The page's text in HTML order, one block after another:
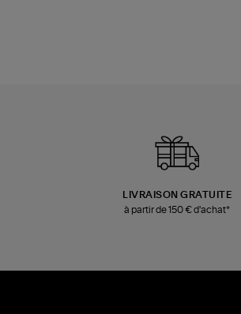
LIVRAISON GRATUITE
à partir de 150 € d'achat*